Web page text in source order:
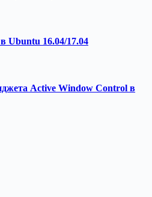
Ubuntu 16.04/17.04
Active Window Control в